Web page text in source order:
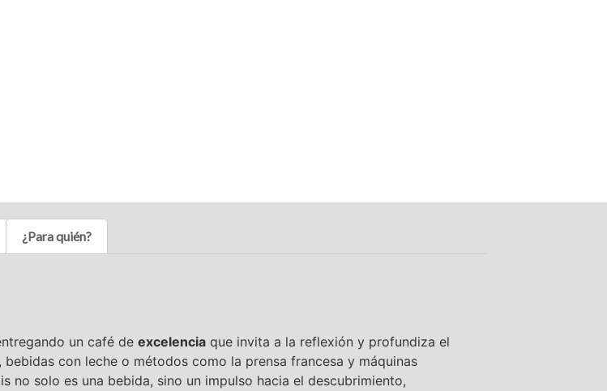
¿Para quién?
un café de excelenciaque invita a la reflexión y profundiza el
con leche o métodos como la prensa francesa y máquinas
no solo es una bebida, sino un impulso hacia el descubrimiento,